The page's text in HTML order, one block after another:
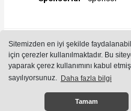
Sitemizden en iyi şekilde
için çerezler kullanılmaktadır. Bu
yaparak çerez kullanımını kabul etmiş
sayılıyorsunuz. Daha fazla bilgi
Tamam
Sitemizde bulunan içeriklerin tüm